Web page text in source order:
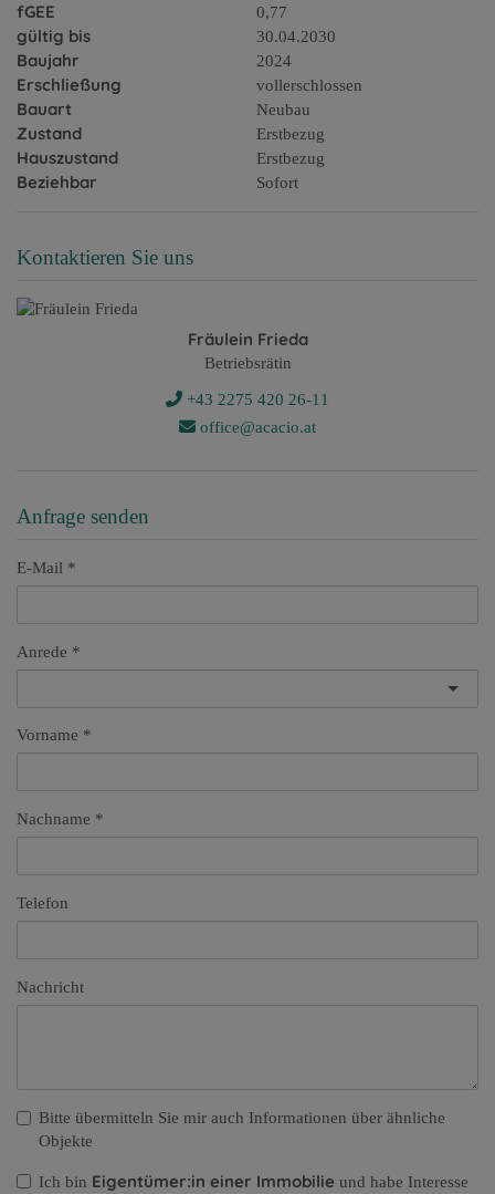
fGEE 0,77
gültig bis 30.04.2030
Baujahr 2024
Erschließung vollerschlossen
Bauart Neubau
Zustand Erstbezug
Hauszustand Erstbezug
Beziehbar Sofort
Kontaktieren Sie uns
Fräulein Frieda
Betriebsrätin
+43 2275 420 26-11
office@acacio.at
Anfrage senden
E-Mail
Anrede
Vorname
Nachname
Telefon
Nachricht
Bitte übermitteln Sie mir auch Informationen über ähnliche
Objekte
Ich bin Eigentümer:in einer Immobilie und habe Interesse